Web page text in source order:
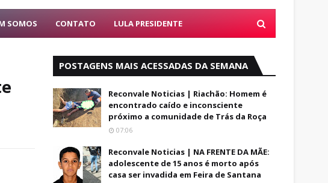
SOMOS CONTATO LULA PRESIDENTE
POSTAGENS MAIS ACESSADAS DA SEMANA
Reconvale Noticias | Riachão: Homem é
encontrado caído e inconsciente
próximo a comunidade de Trás da Roça
07:06
Reconvale Noticias | NA FRENTE DA MÃE:
adolescente de 15 anos é morto após
casa ser invadida em Feira de Santana